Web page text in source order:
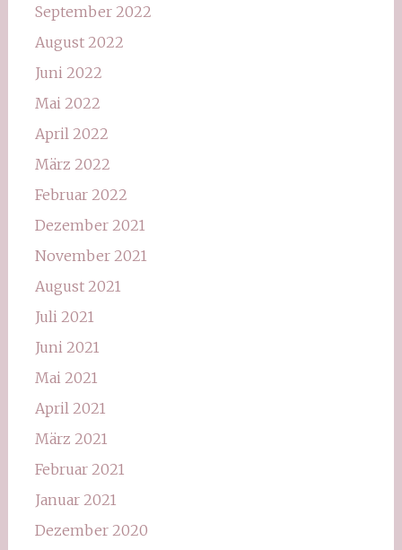
September 2022
August 2022
Juni 2022
Mai 2022
April 2022
März 2022
Februar 2022
Dezember 2021
November 2021
August 2021
Juli 2021
Juni 2021
Mai 2021
April 2021
März 2021
Februar 2021
Januar 2021
Dezember 2020